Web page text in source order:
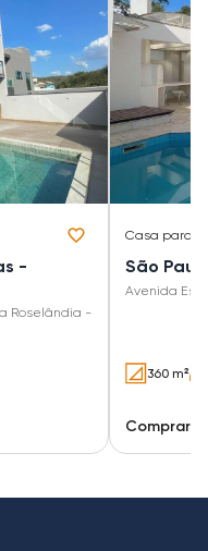
-
Roselândia -
Casa para
São
Avenida
360 m²
Comprar: